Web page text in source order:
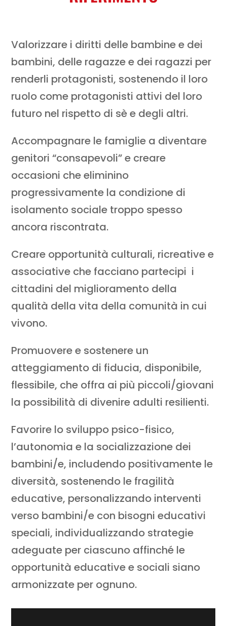
Valorizzare i diritti delle bambine e dei
bambini, delle ragazze e dei ragazzi per
renderli protagonisti, sostenendo il loro
ruolo come protagonisti attivi del loro
futuro nel rispetto di sè e degli altri.
Accompagnare le famiglie a diventare
genitori “consapevoli” e creare
occasioni che eliminino
progressivamente la condizione di
isolamento sociale troppo spesso
ancora riscontrata.
Creare opportunità culturali, ricreative e
associative che facciano partecipi i
cittadini del miglioramento della
qualità della vita della comunità in cui
vivono.
Promuovere e sostenere un
atteggiamento di fiducia, disponibile,
flessibile, che offra ai più piccoli/giovani
la possibilità di divenire adulti resilienti.
Favorire lo sviluppo psico-fisico,
l’autonomia e la socializzazione dei
bambini/e, includendo positivamente le
diversità, sostenendo le fragilità
educative, personalizzando interventi
verso bambini/e con bisogni educativi
speciali, individualizzando strategie
adeguate per ciascuno affinché le
opportunità educative e sociali siano
armonizzate per ognuno.